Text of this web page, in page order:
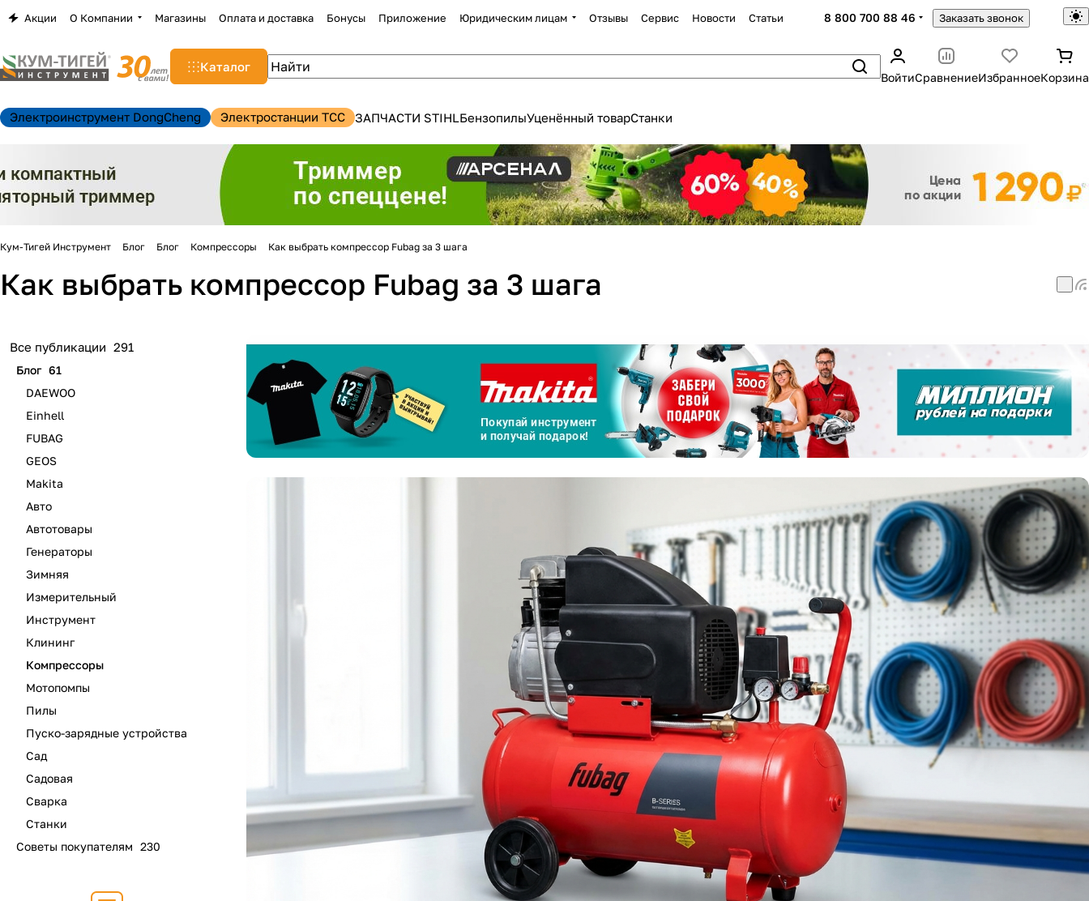
Акции О Компании Магазины Оплата и доставка Бонусы Приложение Юридическим лицам Отзывы Сервис Новости Статьи 8 800 700 88 46 Заказать звонок
Каталог
ВойтиСравнениеИзбранноеКорзина
Электроинструмент DongCheng Электростанции TCC ЗАПЧАСТИ STIHLБензопилыУценённый товарСтанки
Кум-Тигей Инструмент Блог Блог Компрессоры Как выбрать компрессор Fubag за 3 шага
Как выбрать компрессор Fubag за 3 шага
Все публикации 291
Блог 61
DAEWOO
Einhell
FUBAG
GEOS
Makita
Авто
Автотовары
Генераторы
Зимняя
Измерительный
Инструмент
Клининг
Компрессоры
Мотопомпы
Пилы
Пуско-зарядные устройства
Сад
Садовая
Сварка
Станки
Советы покупателям 230
оплату
на части
без переплат
График платежей
Добавляйте товарыв корзину
Оплачивайте сегодня только
% картой любого банка
Получайте товар выбранный способом
75% будутсписываться
с вашей карты
по 25 %каждые 2 недели